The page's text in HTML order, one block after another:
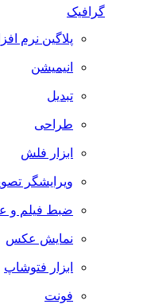
گرافیک
پلاگین نرم
انیمیشن
تبدیل
طراحی
ابزار فلش
ویرایشگر
ضبط فيلم و
نمایش عکس
ابزار فتوشاپ
فونت